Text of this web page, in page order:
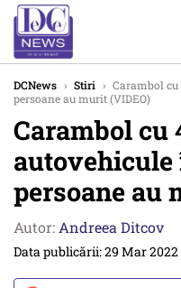
DCNews › Stiri › Carambol cu
persoane au murit (VIDEO)
Carambol cu
autovehicule
persoane au
Autor: Andreea Ditcov
Data publicării: 29 Mar 2022